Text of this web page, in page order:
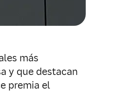
más
y que destacan
premia el